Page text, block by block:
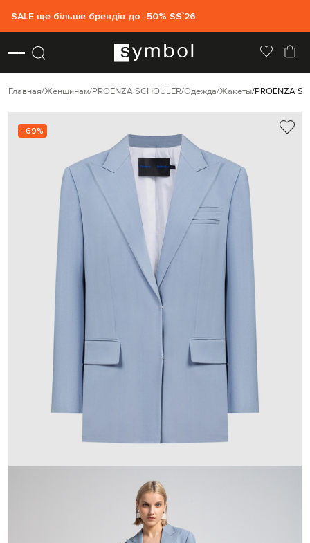
SALE ще більше брендів до -50% SS`26
Главная Женщинам PROENZA SCHOULER Одежда Жакеты PROENZA
- 69%